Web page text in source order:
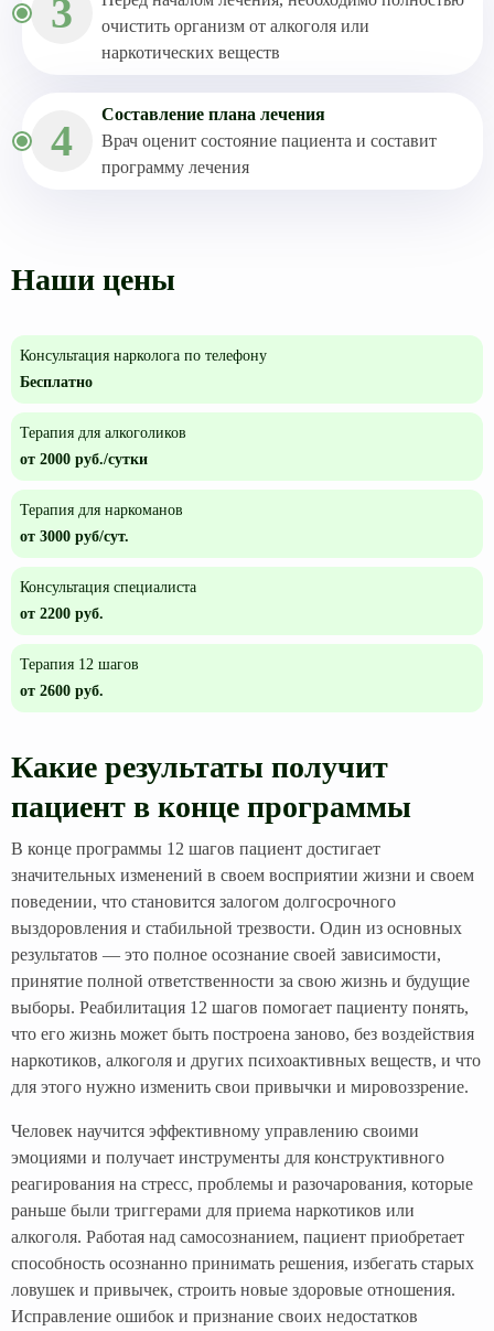
3
очистить организм от алкоголя или
наркотических веществ
4
Составление плана лечения
Врач оценит состояние пациента и составит
программу лечения
Наши цены
Консультация нарколога по телефону
Бесплатно
Терапия для алкоголиков
от 2000 руб./сутки
Терапия для наркоманов
от 3000 руб/сут.
Консультация специалиста
от 2200 руб.
Терапия 12 шагов
от 2600 руб.
Какие результаты получит
пациент в конце программы
В конце программы 12 шагов пациент достигает
значительных изменений в своем восприятии жизни и своем
поведении, что становится залогом долгосрочного
выздоровления и стабильной трезвости. Один из основных
результатов — это полное осознание своей зависимости,
принятие полной ответственности за свою жизнь и будущие
выборы. Реабилитация 12 шагов помогает пациенту понять,
что его жизнь может быть построена заново, без воздействия
наркотиков, алкоголя и других психоактивных веществ, и что
для этого нужно изменить свои привычки и мировоззрение.
Человек научится эффективному управлению своими
эмоциями и получает инструменты для конструктивного
реагирования на стресс, проблемы и разочарования, которые
раньше были триггерами для приема наркотиков или
алкоголя. Работая над самосознанием, пациент приобретает
способность осознанно принимать решения, избегать старых
ловушек и привычек, строить новые здоровые отношения.
Исправление ошибок и признание своих недостатков